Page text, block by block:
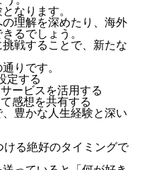
なります。
理解を深めたり、海外
るでしょう。
戦することで、新たな
りです。
定する
ービスを活用する
感想を共有する
豊かな人生経験と深い
る絶好のタイミングで